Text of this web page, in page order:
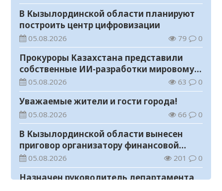
В Кызылординской области планируют
построить центр цифровизации
05.08.2026 79 0
Прокуроры Казахстана представили
собственные ИИ-разработки мировому
эксперту Кай-Фу Ли
05.08.2026 63 0
Уважаемые жители и гости города!
05.08.2026 66 0
В Кызылординской области вынесен
приговор организатору финансовой
пирамиды
05.08.2026 201 0
Назначен руководитель департамента